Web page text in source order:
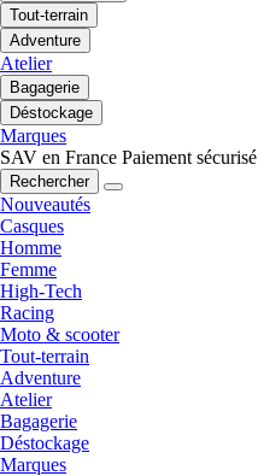
Tout-terrain
Adventure
Atelier
Bagagerie
Déstockage
Marques
SAV en France Paiement sécurisé
Rechercher
Nouveautés
Casques
Homme
Femme
High-Tech
Racing
Moto & scooter
Tout-terrain
Adventure
Atelier
Bagagerie
Déstockage
Marques